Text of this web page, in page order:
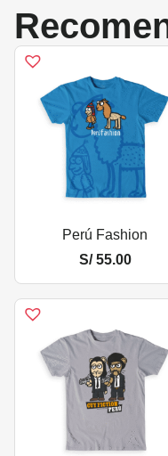
Perú Fashion
S/55.00